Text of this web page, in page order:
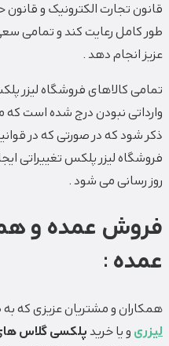
قانون تجارت الکترونیک و
طور کامل رعایت کند و تمامی
عزیز انجام دهد .
تمامی کالاهای فروشگاه لیزر
وارداتی نبودن درج شده است که
ذکر شود که در صورتی که در
فروشگاه لیزر پلکس تغییراتی
روز رسانی می شود .
فروش عمده و
عمده :
همکاران و مشتریان عزیزی که
لیزری و یا خرید پلکسی گلاس